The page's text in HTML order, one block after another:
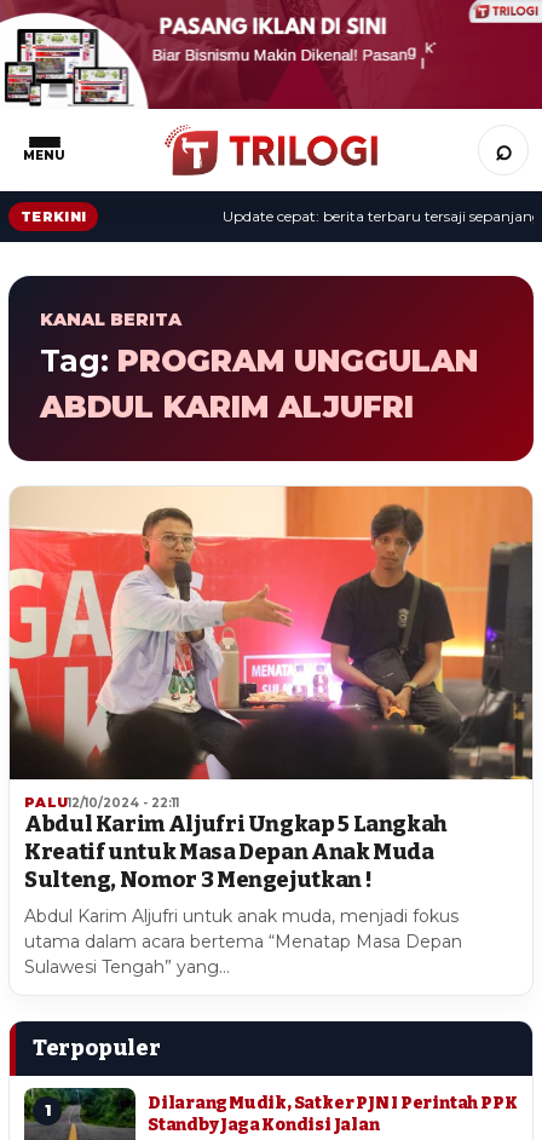
MENU ⌕
TERKINI Update cepat: berita terbaru tersaji sepanjang
KANAL BERITA
Tag: PROGRAM UNGGULAN
ABDUL KARIM ALJUFRI
PALU12/10/2024 - 22:11
Abdul Karim Aljufri Ungkap 5 Langkah
Kreatif untuk Masa Depan Anak Muda
Sulteng, Nomor 3 Mengejutkan !
Abdul Karim Aljufri untuk anak muda, menjadi fokus
utama dalam acara bertema “Menatap Masa Depan
Sulawesi Tengah” yang…
Terpopuler
1
Dilarang Mudik, Satker PJN I Perintah PPK
Standby Jaga Kondisi Jalan